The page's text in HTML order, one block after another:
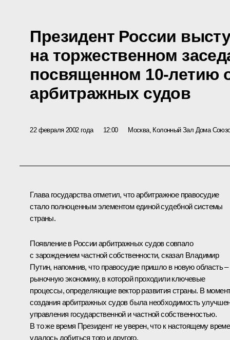
Президент России
на торжественном
посвященном 10-летию
арбитражных судов
22 февраля 2002 года 12:00 Москва, Колонный Зал Дома
Глава государства отметил, что арбитражное правосудие
стало полноценным элементом единой судебной системы
страны.
Появление в России арбитражных судов совпало
с зарождением частной собственности, сказал Владимир
Путин, напомнив, что правосудие пришло в новую область –
рыночную экономику, в которой проходили ключевые
процессы, определяющие вектор развития страны. В
создания арбитражных судов была необходимость
управления государственной и частной собственностью.
В то же время Президент не уверен, что к настоящему
удалось добиться того и другого.